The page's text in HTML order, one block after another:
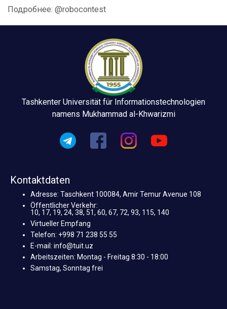
Подробнее: @robocontest
Tashkenter Universität für Informationstechnologien
namens Mukhammad al-Khwarizmi
Kontaktdaten
Adresse: Taschkent 100084, Amir Temur Avenue 108
Öffentlicher Verkehr:
10, 17, 19, 24, 38, 51, 60, 67, 72, 93, 115, 140
Virtueller Empfang
Telefon: +998 71 238 55 55
E-mail: info@tuit.uz
Arbeitszeiten: Montag - Freitag 8:30 - 18:00
Samstag, Sonntag frei